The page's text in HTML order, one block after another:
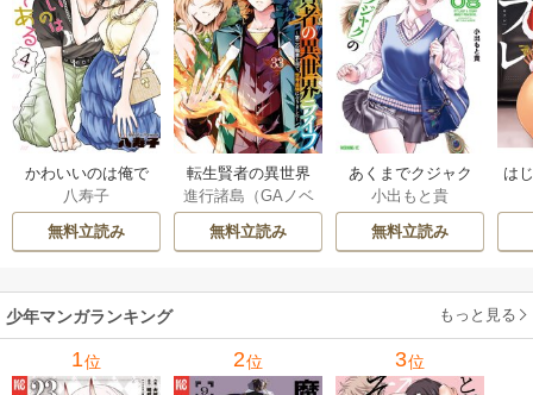
かわいいのは俺で
ある 4巻
八寿子
無料立読み
転生賢者の異世界
ライフ～第二の職
業を得て、世界最
強になりました～ 3
進行諸島（GAノベ
ル／SBクリエイテ
ィブ刊）/彭傑（Fr
花風花
無料立読み
あくまでクジャク
の話です。 8巻
小出もと貴
無料立読み
は
少年マンガランキング もっと見る
1位 2位 3位